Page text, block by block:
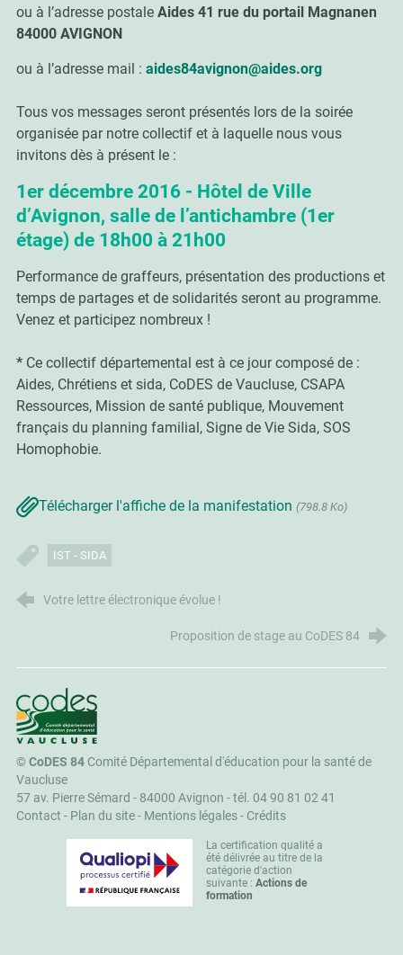
ou à l’adresse postale Aides 41 rue du portail Magnanen
84000 AVIGNON
ou à l’adresse mail : aides84avignon@aides.org
Tous vos messages seront présentés lors de la soirée
organisée par notre collectif et à laquelle nous vous
invitons dès à présent le :
1er décembre 2016 - Hôtel de Ville
d’Avignon, salle de l’antichambre (1er
étage) de 18h00 à 21h00
Performance de graffeurs, présentation des productions et
temps de partages et de solidarités seront au programme.
Venez et participez nombreux !
*Ce collectif départemental est à ce jour composé de :
Aides, Chrétiens et sida, CoDES de Vaucluse, CSAPA
Ressources, Mission de santé publique, Mouvement
français du planning familial, Signe de Vie Sida, SOS
Homophobie.
Télécharger l'affiche de la manifestation (798.8 Ko)
IST - SIDA
Votre lettre électronique évolue !
Proposition de stage au CoDES 84
CoDES 84
©CoDES 84Comité Départemental d'éducation pour la santé de
Vaucluse
57 av. Pierre Sémard - 84000 Avignon -tél. 04 90 81 02 41
Contact - Plan du site- Mentions légales- Crédits
La certification qualité a
été délivrée au titre de la
catégorie d'action
suivante : Actions de
formation